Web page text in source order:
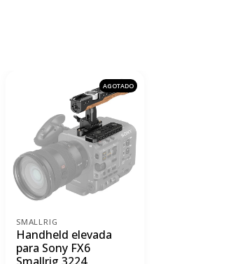
AGOTADO
SMALLRIG
Handheld elevada
para Sony FX6